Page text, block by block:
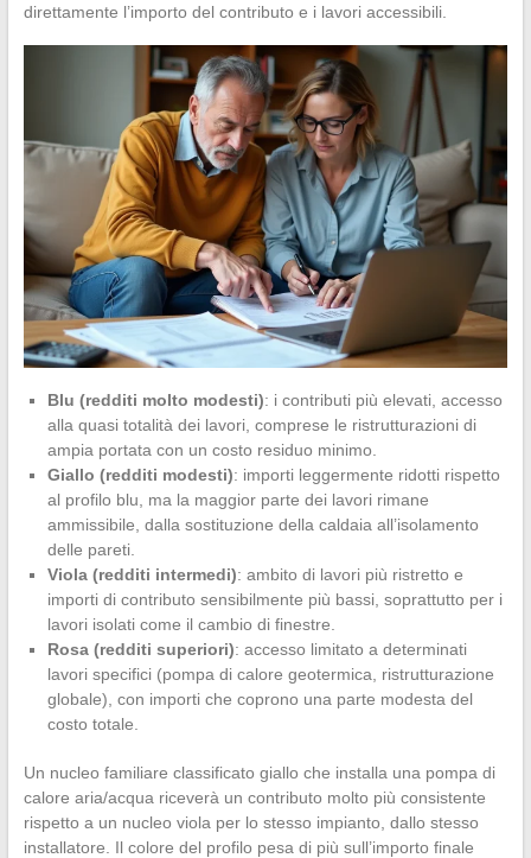
direttamente l’importo del contributo e i lavori accessibili.
Blu (redditi molto modesti): i contributi più elevati, accesso
alla quasi totalità dei lavori, comprese le ristrutturazioni di
ampia portata con un costo residuo minimo.
Giallo (redditi modesti): importi leggermente ridotti rispetto
al profilo blu, ma la maggior parte dei lavori rimane
ammissibile, dalla sostituzione della caldaia all’isolamento
delle pareti.
Viola (redditi intermedi): ambito di lavori più ristretto e
importi di contributo sensibilmente più bassi, soprattutto per i
lavori isolati come il cambio di finestre.
Rosa (redditi superiori): accesso limitato a determinati
lavori specifici (pompa di calore geotermica, ristrutturazione
globale), con importi che coprono una parte modesta del
costo totale.
Un nucleo familiare classificato giallo che installa una pompa di
calore aria/acqua riceverà un contributo molto più consistente
rispetto a un nucleo viola per lo stesso impianto, dallo stesso
installatore. Il colore del profilo pesa di più sull’importo finale